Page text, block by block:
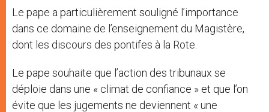
Le pape a particulièrement souligné l’importance
dans ce domaine de l’enseignement du Magistère,
dont les discours des pontifes à la Rote.
Le pape souhaite que l’action des tribunaux se
déploie dans une « climat de confiance » et que l’on
évite que les jugements ne deviennent « une